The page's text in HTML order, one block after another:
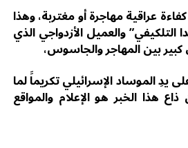
عراقية مهاجرة أو مغتربة، وهذا
والعميل الأزدواجي الذي
بين المهاجر والجاسوس،
يدِ الموساد الإسرائيلي تكريماََ لما
هذا الخبر هو الإعلام والمواقع